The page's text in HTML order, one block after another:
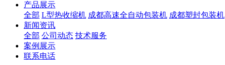
产品展示
全部 L型热收缩机 成都高速全自动包装机 成都塑封包装机
新闻资讯
全部 公司动态 技术服务
案例展示
联系电话